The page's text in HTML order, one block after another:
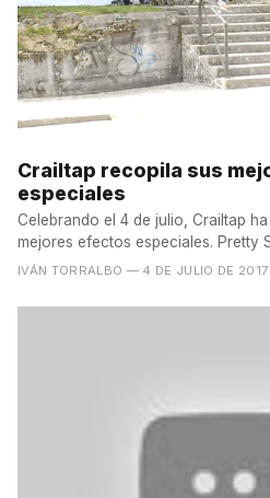
Crailtap recopila sus
especiales
Celebrando el 4 de julio, Crailtap
mejores efectos especiales. Pretty
IVÁN TORRALBO — 4 DE JULIO DE 2017